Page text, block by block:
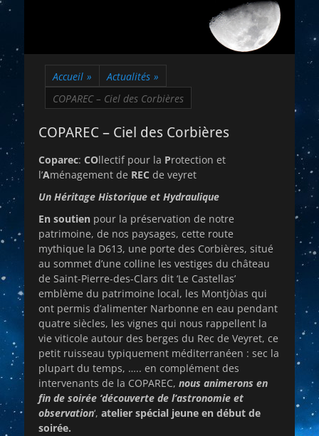
Accueil » Actualités »
COPAREC – Ciel des Corbières
COPAREC – Ciel des Corbières
Coparec: COllectif pour la Protection et
l’Aménagement de REC de veyret
Un Héritage Historique et Hydraulique
En soutien pour la préservation de notre
patrimoine, de nos paysages, cette route
mythique la D613, une porte des Corbières, situé
au sommet d’une colline les vestiges du château
de Saint-Pierre-des-Clars dit ‘Le Castellas’
emblème du patrimoine local, les Montjòias qui
ont permis d’alimenter Narbonne en eau pendant
quatre siècles, les vignes qui nous rappellent la
vie viticole autour des berges du Rec de Veyret, ce
petit ruisseau typiquement méditerranéen : sec la
plupart du temps, ….. en complément des
intervenants de la COPAREC, nous animerons en
fin de soirée ‘découverte de l’astronomie et
observation‘, atelier spécial jeune en début de
soirée.